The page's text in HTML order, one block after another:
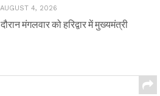
AUGUST 4, 2026
मंगलवार को हरिद्वार में मुख्यमंत्री